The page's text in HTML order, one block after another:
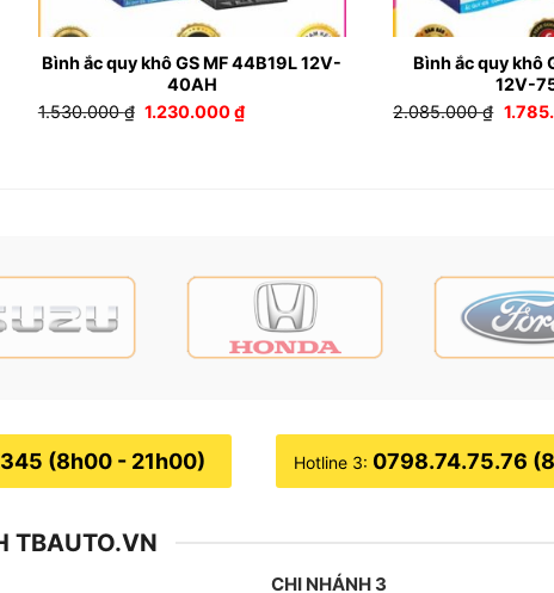
GS Q85 ( 12V-65AH )
Bình ắc quy khô GS MF 44B19L 12V-
40AH
1.530.000₫ Giá
1.230.000₫Giá
Bình ắc quy khô
12V-
2.085.000₫ Giá
(8h00 - 21h00) Hotline 3: 0798.74.75.76
TBAUTO.VN
CHI NHÁNH 3